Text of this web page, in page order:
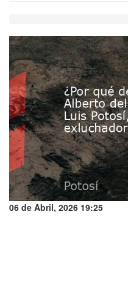
06 de Abril, 2026 19:25